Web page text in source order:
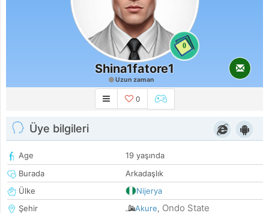
0
Shina1fatore1
Uzun zaman
0
Üye bilgileri
Age
19 yaşında
Burada
Arkadaşlık
Ülke
Nijerya
Şehir
Akure, Ondo State